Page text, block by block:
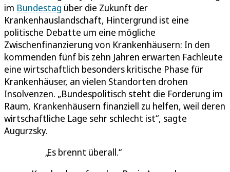
im Bundestag über die Zukunft der
Krankenhauslandschaft, Hintergrund ist eine
politische Debatte um eine mögliche
Zwischenfinanzierung von Krankenhäusern: In den
kommenden fünf bis zehn Jahren erwarten Fachleute
eine wirtschaftlich besonders kritische Phase für
Krankenhäuser, an vielen Standorten drohen
Insolvenzen. „Bundespolitisch steht die Forderung im
Raum, Krankenhäusern finanziell zu helfen, weil deren
wirtschaftliche Lage sehr schlecht ist“, sagte
Augurzsky.
Es brennt überall.